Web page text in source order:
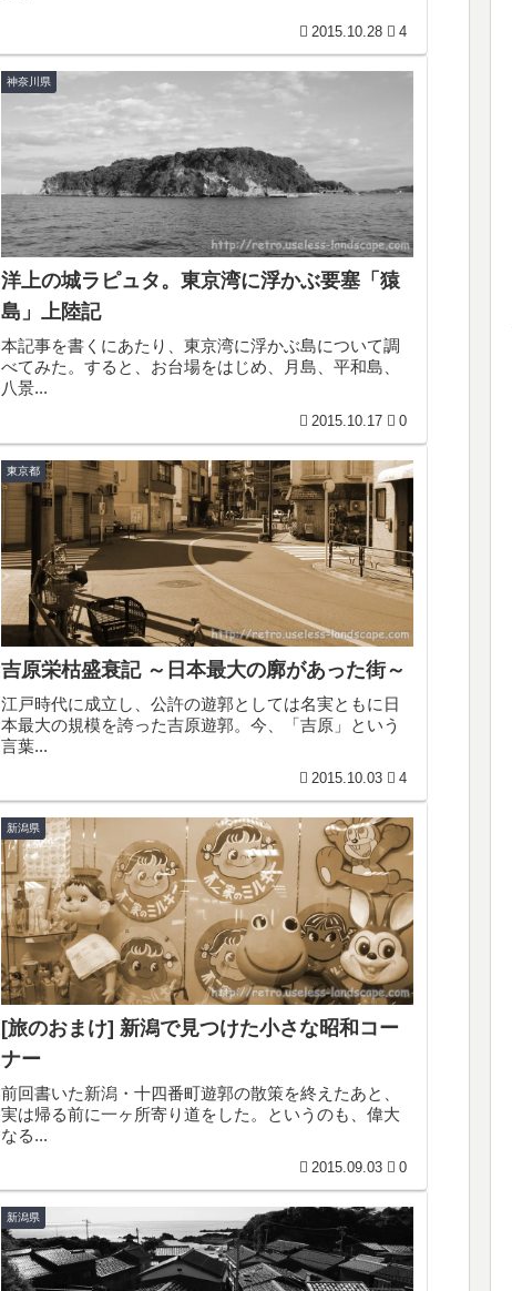
2015.10.28 4
神奈川県
洋上の城ラピュタ。東京湾に浮かぶ要塞「猿
島」上陸記
本記事を書くにあたり、東京湾に浮かぶ島について調
べてみた。すると、お台場をはじめ、月島、平和島、
八景...
2015.10.17 0
東京都
吉原栄枯盛衰記 ～日本最大の廓があった街～
江戸時代に成立し、公許の遊郭としては名実ともに日
本最大の規模を誇った吉原遊郭。今、「吉原」という
言葉...
2015.10.03 4
新潟県
[旅のおまけ] 新潟で見つけた小さな昭和コー
ナー
前回書いた新潟・十四番町遊郭の散策を終えたあと、
実は帰る前に一ヶ所寄り道をした。というのも、偉大
なる...
2015.09.03 0
新潟県